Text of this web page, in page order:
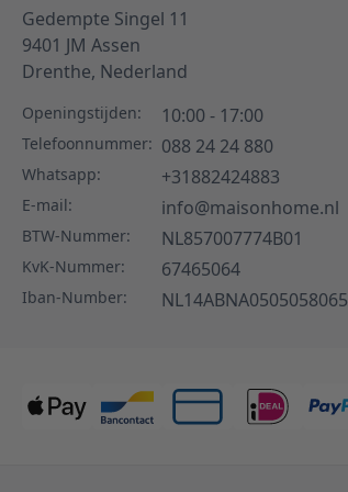
Gedempte Singel 11
9401 JM Assen
Drenthe, Nederland
Openingstijden: 10:00 - 17:00
Telefoonnummer: 088 24 24 880
Whatsapp: +31882424883
E-mail: info@maisonhome.nl
BTW-Nummer: NL857007774B01
KvK-Nummer: 67465064
Iban-Number: NL14ABNA0505058065